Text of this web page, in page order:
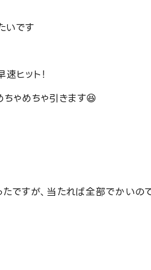
いです
ヒット！
ちゃめちゃ引きます😆
ですが、当たれば全部でかいの